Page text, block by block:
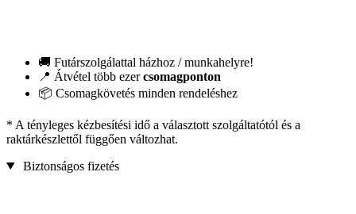
🚚 Futárszolgálattal házhoz / munkahelyre!
📍 Átvétel több ezercsomagponton
📦 Csomagkövetés minden rendeléshez
* A tényleges kézbesítési idő a választott szolgáltatótól és a
raktárkészlettől függően változhat.
Biztonságos fizetés